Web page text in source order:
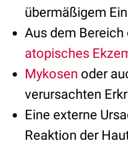
übermäßigem
Aus dem Bereich
atopisches
Mykosen oder
verursachten
Eine externe
Reaktion der